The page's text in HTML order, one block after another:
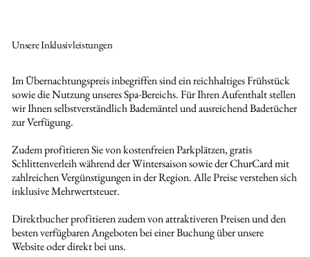
Unsere Inklusivleistungen
Im Übernachtungspreis inbegriffen sind ein reichhaltiges Frühstück
sowie die Nutzung unseres Spa-Bereichs. Für Ihren Aufenthalt stellen
wir Ihnen selbstverständlich Bademäntel und ausreichend Badetücher
zur Verfügung.
Zudem profitieren Sie von kostenfreien Parkplätzen, gratis
Schlittenverleih während der Wintersaison sowie der ChurCard mit
zahlreichen Vergünstigungen in der Region. Alle Preise verstehen sich
inklusive Mehrwertsteuer.
Direktbucher profitieren zudem von attraktiveren Preisen und den
besten verfügbaren Angeboten bei einer Buchung über unsere
Website oder direkt bei uns.